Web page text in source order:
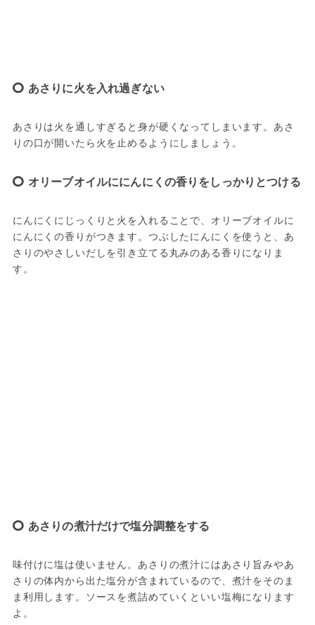
あさりに火を入れ過ぎない
あさりは火を通しすぎると身が硬くなってしまいます。あさ
りの口が開いたら火を止めるようにしましょう。
オリーブオイルににんにくの香りをしっかりとつける
にんにくにじっくりと火を入れることで、オリーブオイルに
にんにくの香りがつきます。つぶしたにんにくを使うと、あ
さりのやさしいだしを引き立てる丸みのある香りになりま
す。
あさりの煮汁だけで塩分調整をする
味付けに塩は使いません。あさりの煮汁にはあさり旨みやあ
さりの体内から出た塩分が含まれているので、煮汁をそのま
ま利用します。ソースを煮詰めていくといい塩梅になります
よ。